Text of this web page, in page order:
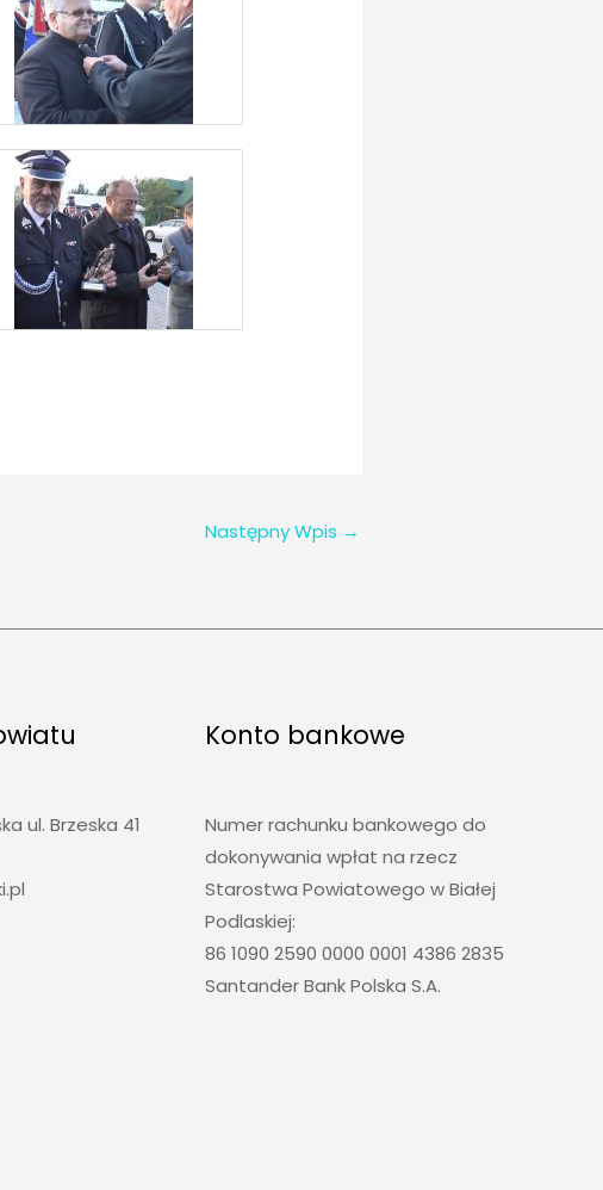
Następny Wpis →
ul. Brzeska 41
Konto bankowe
Numer rachunku bankowego do
dokonywania wpłat na rzecz
Starostwa Powiatowego w Białej
Podlaskiej:
86 1090 2590 0000 0001 4386 2835
Santander Bank Polska S.A.